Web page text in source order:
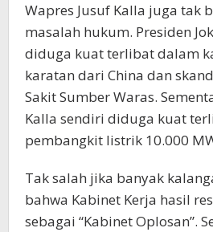
Wapres Jusuf Kalla juga tak
masalah hukum. Presiden
diduga kuat terlibat dalam
karatan dari China dan
Sakit Sumber Waras.
Kalla sendiri diduga kuat
pembangkit listrik 10.000
Tak salah jika banyak
bahwa Kabinet Kerja hasil
sebagai “Kabinet Oplosan”.